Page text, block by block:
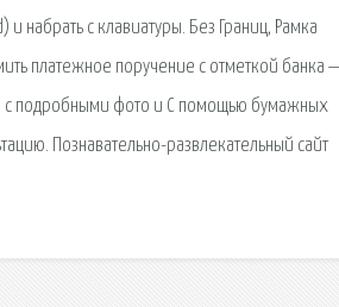
набрать с клавиатуры. Без Границ, Рамка
платежное поручение с отметкой банка
с подробными фото и С помощью бумажных
Познавательно-развлекательный сайт